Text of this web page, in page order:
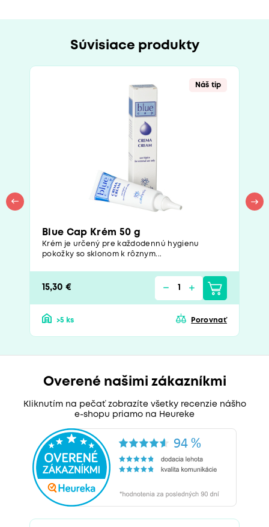
Súvisiace produkty
Náš tip
Blue Cap Krém 50 g
Krém je určený pre každodennú hygienu
pokožky so sklonom k rôznym...
15,30 €
>5 ks Porovnať
Overené našimi zákazníkmi
Kliknutím na pečať zobrazíte všetky recenzie nášho
e-shopu priamo na Heureke